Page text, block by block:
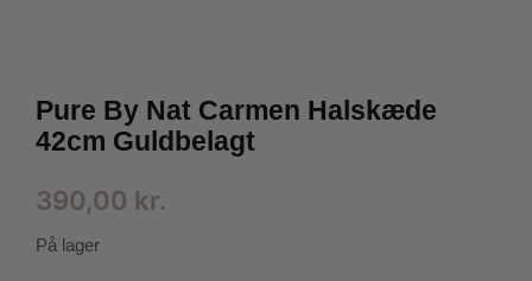
Pure By Nat Carmen Halskæde
42cm Guldbelagt
390,00 kr.
På lager